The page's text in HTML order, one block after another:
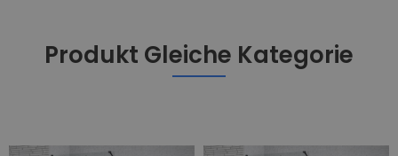
Produkt Gleiche Kategorie